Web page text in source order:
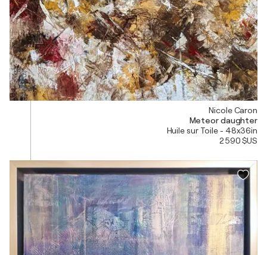
Nicole Caron
Meteor daughter
Huile sur Toile - 48x36in
2 590 $US